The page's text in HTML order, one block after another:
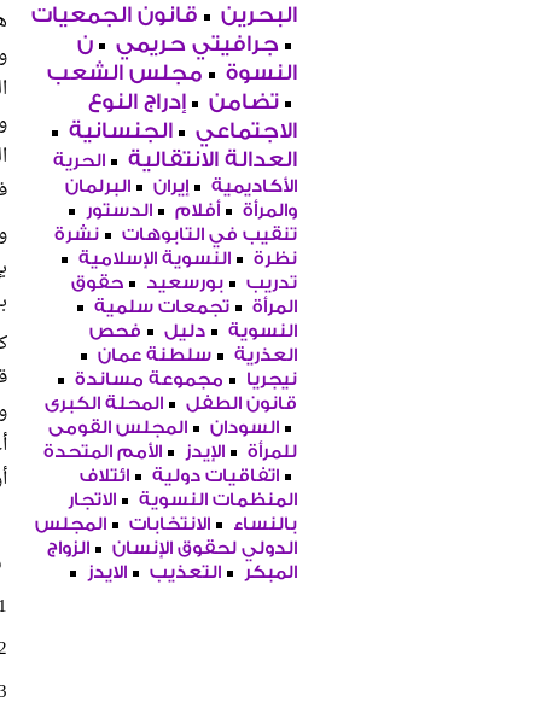
البحرين
قانون الجمعيات
جرافيتي حريمي
ن
النسوة
مجلس الشعب
تضامن
إدراج النوع
الاجتماعي
الجنسانية
العدالة الانتقالية
الحرية
الأكاديمية
إيران
البرلمان
والمرأة
أفلام
الدستور
تنقيب في التابوهات
نشرة
نظرة
النسوية الإسلامية
تدريب
بورسعيد
حقوق
المرأة
تجمعات سلمية
النسوية
دليل
فحص
العذرية
سلطنة عمان
نيجريا
مجموعة مساندة
قانون الطفل
المحلة الكبرى
السودان
المجلس القومى
للمرأة
الإيدز
الأمم المتحدة
اتفاقيات دولية
ائتلاف
المنظمات النسوية
الاتجار
بالنساء
الانتخابات
المجلس
الدولي لحقوق الإنسان
الزواج
المبكر
التعذيب الايدز
1. نظرة للدراسات النسوية.
2. الجمعية المصرية
3. حزب العيش